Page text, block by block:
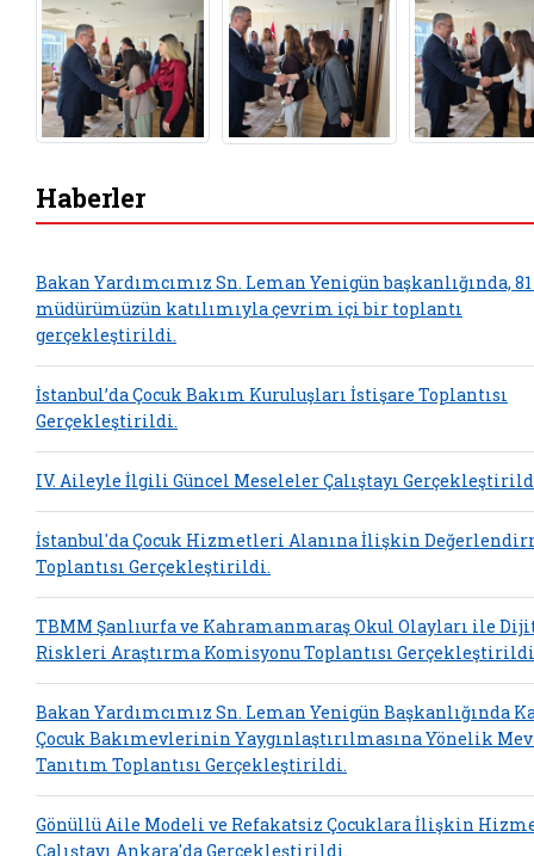
Haberler
Bakan Yardımcımız Sn. Leman Yenigün başkanlığında,
müdürümüzün katılımıyla çevrim içi bir toplantı
gerçekleştirildi.
İstanbul’da Çocuk Bakım Kuruluşları İstişare Toplantısı
Gerçekleştirildi.
IV. Aileyle İlgili Güncel Meseleler Çalıştayı
İstanbul'da Çocuk Hizmetleri Alanına İlişkin
Toplantısı Gerçekleştirildi.
TBMM Şanlıurfa ve Kahramanmaraş Okul Olayları ile
Riskleri Araştırma Komisyonu Toplantısı
Bakan Yardımcımız Sn. Leman Yenigün Başkanlığında
Çocuk Bakımevlerinin Yaygınlaştırılmasına Yönelik
Tanıtım Toplantısı Gerçekleştirildi.
Gönüllü Aile Modeli ve Refakatsiz Çocuklara İlişkin
Çalıştayı Ankara'da Gerçekleştirildi.